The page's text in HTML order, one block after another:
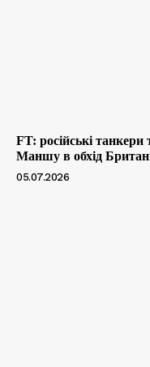
FT: російські
Маншу в обхід
05.07.2026